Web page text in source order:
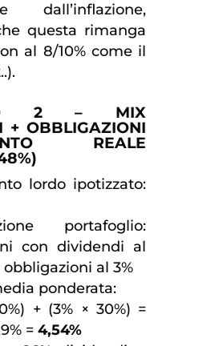
dall’inflazione,
questa rimanga
al 8/10% come il
2 – MIX
+ OBBLIGAZIONI
REALE
lordo ipotizzato:
portafoglio:
con dividendi al
obbligazioni al 3%
ponderata:
+ (3% × 30%) =
= 4,54%